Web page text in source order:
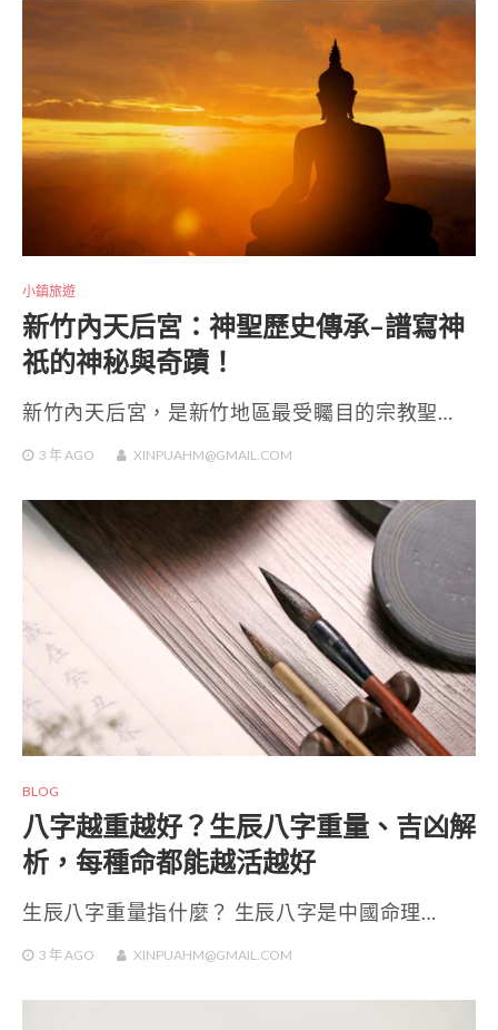
小鎮旅遊
新竹內天后宮：神聖歷史傳承–譜寫神
祇的神秘與奇蹟！
新竹內天后宮，是新竹地區最受矚目的宗教聖…
3 年 AGO XINPUAHM@GMAIL.COM
BLOG
八字越重越好？生辰八字重量、吉凶解
析，每種命都能越活越好
生辰八字重量指什麼？ 生辰八字是中國命理…
3 年 AGO XINPUAHM@GMAIL.COM